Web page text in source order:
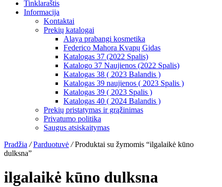
Tinklaraštis
Informacija
Kontaktai
Prekių katalogai
Alaya prabangi kosmetika
Federico Mahora Kvapų Gidas
Katalogas 37 (2022 Spalis)
Katalogo 37 Naujienos (2022 Spalis)
Katalogas 38 ( 2023 Balandis )
Katalogas 39 naujienos ( 2023 Spalis )
Katalogas 39 ( 2023 Spalis )
Katalogas 40 ( 2024 Balandis )
Prekių pristatymas ir grąžinimas
Privatumo politika
Saugus atsiskaitymas
Pradžia / Parduotuvė /Produktai su žymomis “ilgalaikė kūno
dulksna”
ilgalaikė kūno dulksna